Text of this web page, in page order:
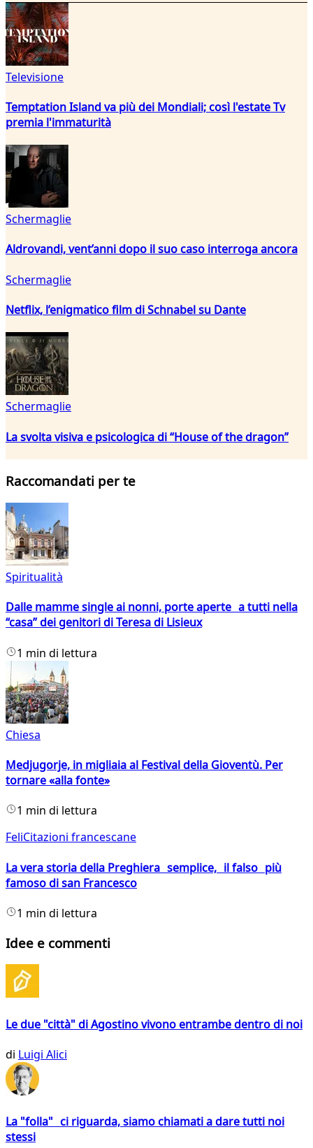
Televisione
Temptation Island va più dei Mondiali; così l'estate Tv
premia l'immaturità
Schermaglie
Aldrovandi, vent’anni dopo il suo caso interroga ancora
Schermaglie
Netflix, l’enigmatico film di Schnabel su Dante
Schermaglie
La svolta visiva e psicologica di “House of the dragon”
Raccomandati per te
Spiritualità
Dalle mamme single ai nonni, porte aperte a tutti nella
“casa” dei genitori di Teresa di Lisieux
1 min di lettura
Chiesa
Medjugorje, in migliaia al Festival della Gioventù. Per
tornare «alla fonte»
1 min di lettura
FeliCitazioni francescane
La vera storia della Preghiera semplice, il falso più
famoso di san Francesco
1 min di lettura
Idee e commenti
Le due "città" di Agostino vivono entrambe dentro di noi
di Luigi Alici
La "folla" ci riguarda, siamo chiamati a dare tutti noi
stessi